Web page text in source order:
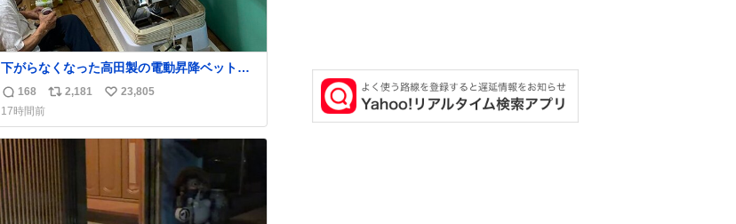
下がらなくなった高田製の電動昇降ベット。
メーカーからは、完全に見放されたんです
が、 見事に85歳の父が治しました。 うちの父
は、トヨタカローラのボディをオート生産す
る、工業ロボットの製作者なんですが、 父が
電動ベットの配線をハンダで修理している横
で、
返
信
数
168
リ
ス
ト
数
2,181
い
ね
23,805
17時間前